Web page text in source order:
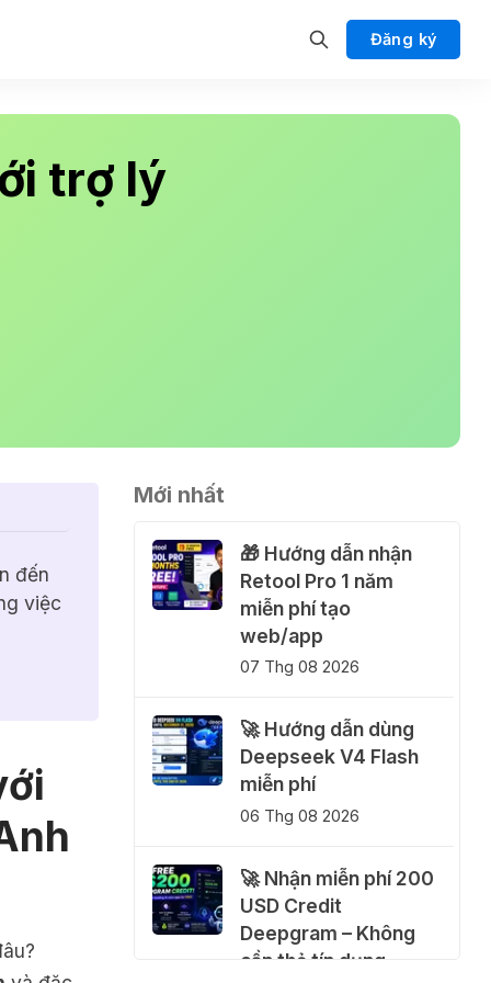
Đăng ký
trợ lý
đến
việc
Mới nhất
🎁 Hướng dẫn nhận
Retool Pro 1 năm
miễn phí tạo
web/app
07 Thg 08 2026
🚀 Hướng dẫn dùng
Deepseek V4 Flash
miễn phí
06 Thg 08 2026
🚀 Nhận miễn phí 200
USD Credit
Deepgram – Không
cần thẻ tín dụng